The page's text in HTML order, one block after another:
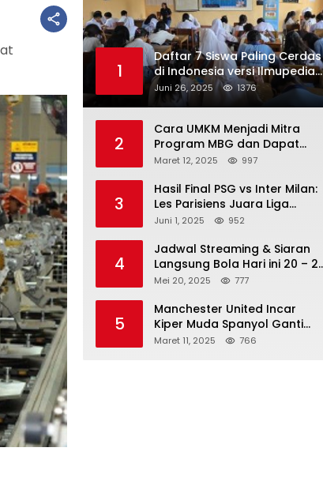
1
Daftar 7 Siswa Paling Cerdas
di Indonesia versi Ilmupedia
Tryout UTBK 2025
Juni 26, 2025 1376
2
Cara UMKM Menjadi Mitra
Program MBG dan Dapat
Modal Hingga Rp500 Juta
Maret 12, 2025 997
3
Hasil Final PSG vs Inter Milan:
Les Parisiens Juara Liga
Champions 2025 usai Bantai il
Juni 1, 2025 952
4
Jadwal Streaming & Siaran
Langsung Bola Hari ini 20 – 21
Mei 2025: Manchester City vs
Mei 20, 2025 777
5
Manchester United Incar
Kiper Muda Spanyol Ganti
Andre Onana
Maret 11, 2025 766